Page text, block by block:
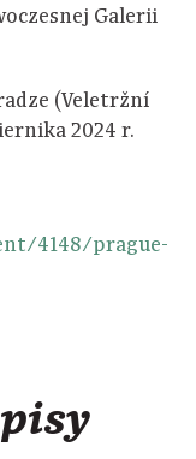
Galerii
(Veletržní
2024 r.
4148/prague-